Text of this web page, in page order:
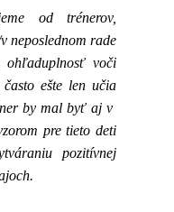
od trénerov,
neposlednom rade
voči
ešte len učia
by mal byť aj v
pre tieto deti
pozitívnej